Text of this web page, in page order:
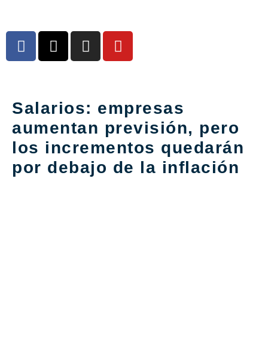
Salarios: empresas
aumentan previsión, pero
los incrementos quedarán
por debajo de la inflación